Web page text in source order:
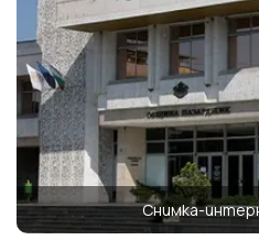
Снимка-